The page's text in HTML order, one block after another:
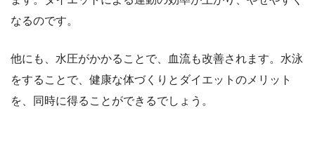
なるのです。
他にも、水圧がかかることで、血流も改善されます。水泳
をすることで、健康な体づくりとダイエットのメリット
を、同時に得ることができるでしょう。